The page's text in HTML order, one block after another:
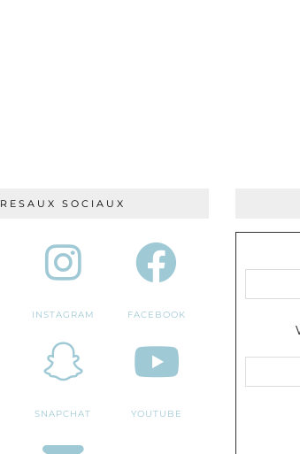
RESAUX SOCIAUX
INSTAGRAM FACEBOOK
SNAPCHAT YOUTUBE